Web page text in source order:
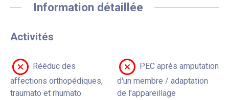
Information détaillée
Activités
Rééduc des
affections orthopédiques,
traumato et rhumato
PEC après amputation
d'un membre / adaptation
de l'appareillage